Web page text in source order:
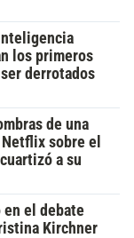
los primeros
derrotados
de una
sobre el
a su
el debate
Kirchner